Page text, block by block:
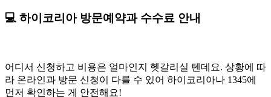
💻 하이코리아 방문예약과 수수료 안내
어디서 신청하고 비용은 얼마인지 헷갈리실 텐데요. 상황에 따
라 온라인과 방문 신청이 다를 수 있어 하이코리아나 1345에
먼저 확인하는 게 안전해요!